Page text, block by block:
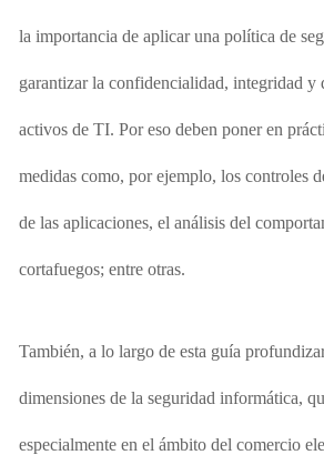
la importancia de aplicar una política de
garantizar la confidencialidad, integridad y
activos de TI. Por eso deben poner en
medidas como, por ejemplo, los controles
de las aplicaciones, el análisis del
cortafuegos; entre otras.
También, a lo largo de esta guía
dimensiones de la seguridad informática,
especialmente en el ámbito del comercio